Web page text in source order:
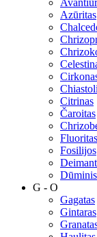
Azūritas
Citrinas
Čaroitas
Fluoritas
Fosilijos
G - O
Gagatas
Gintaras